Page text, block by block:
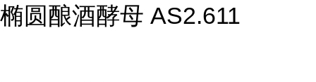
椭圆酿酒酵母 AS2.611